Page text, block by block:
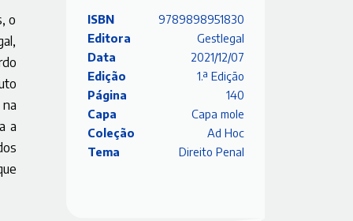
o
a
ISBN
9789898951830
Editora
Gestlegal
Data
2021/12/07
Edição
1.ª Edição
Página
140
Capa
Capa mole
Coleção
Ad Hoc
Tema
Direito Penal